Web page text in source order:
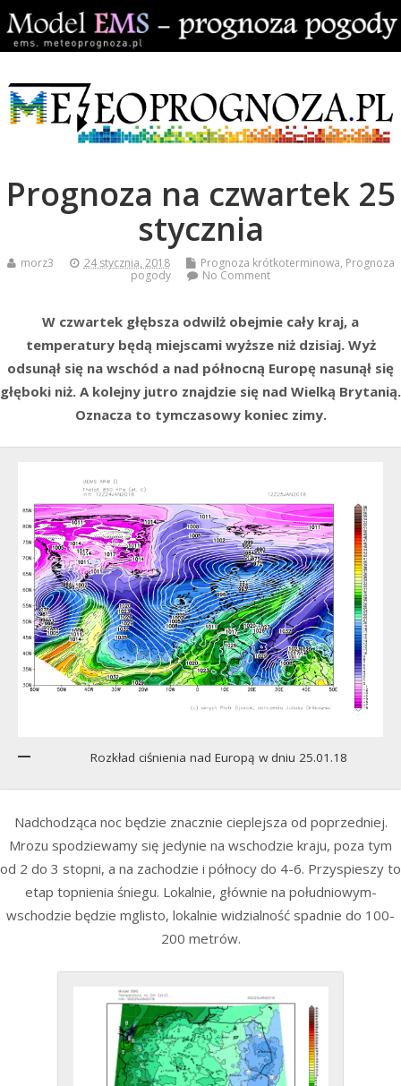
Prognoza na czwartek 25
stycznia
morz3 24 stycznia, 2018 Prognoza krótkoterminowa, Prognoza
pogody
No Comment
W czwartek głębsza odwilż obejmie cały kraj, a
temperatury będą miejscami wyższe niż dzisiaj. Wyż
odsunął się na wschód a nad północną Europę nasunął się
głęboki niż. A kolejny jutro znajdzie się nad Wielką Brytanią.
Oznacza to tymczasowy koniec zimy.
Rozkład ciśnienia nad Europą w dniu 25.01.18
Nadchodząca noc będzie znacznie cieplejsza od poprzedniej.
Mrozu spodziewamy się jedynie na wschodzie kraju, poza tym
od 2 do 3 stopni, a na zachodzie i północy do 4-6. Przyspieszy to
etap topnienia śniegu. Lokalnie, głównie na południowym-
wschodzie będzie mglisto, lokalnie widzialność spadnie do 100-
200 metrów.